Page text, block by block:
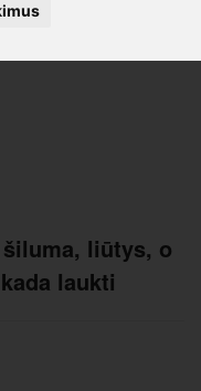
liūtys, o
laukti